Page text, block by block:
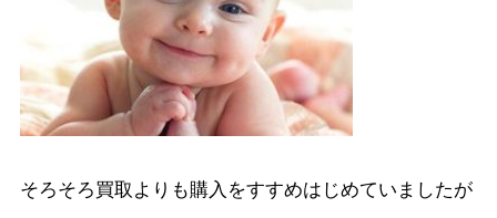
そろそろ買取よりも購入をすすめはじめていましたが